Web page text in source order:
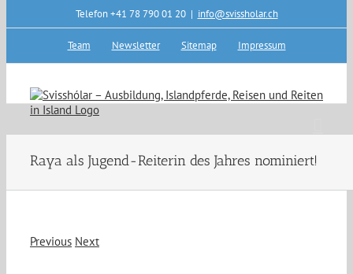
Telefon +41 78 790 01 20 | info@svissholar.ch
Team Newsletter Sitemap Impressum
Raya als Jugend-Reiterin des Jahres nominiert!
Previous Next